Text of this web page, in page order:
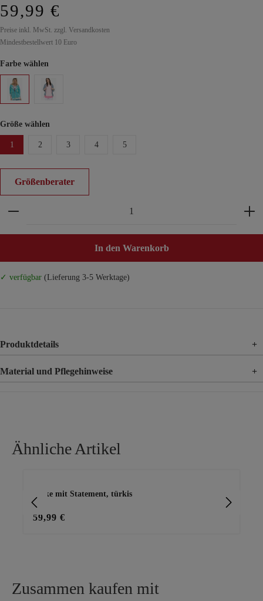
59,99 €
Preise inkl. MwSt. zzgl. Versandkosten
Mindestbestellwert 10 Euro
Farbe wählen
Größe wählen
1 2 3 4 5
Größenberater
Produkt Anzahl: Gib den gewünschten Wert ein
In den Warenkorb
✓ verfügbar (Lieferung 3-5 Werktage)
Produktdetails +
Material und Pflegehinweise +
Ähnliche Artikel
Jacke mit Statement, türkis
59,99 €
Zusammen kaufen mit